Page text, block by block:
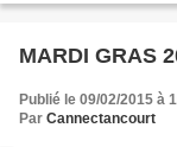
MARDI GRAS
Publié le 09/02/2015 à
Par Cannectancourt